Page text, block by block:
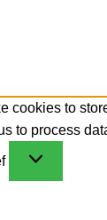
cookies to
to process